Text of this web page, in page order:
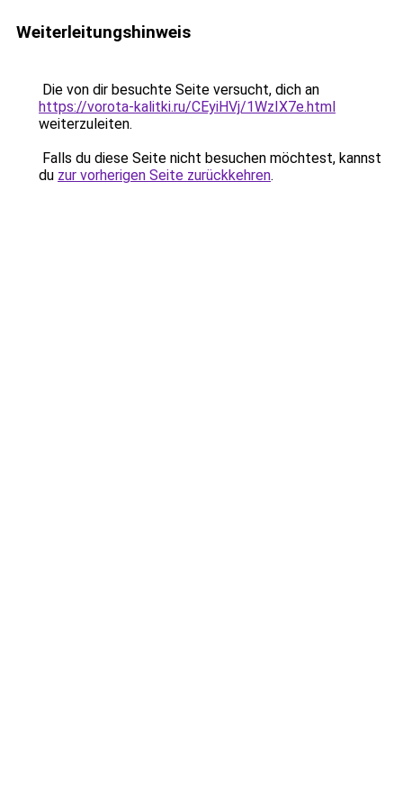
Weiterleitungshinweis
Die von dir besuchte Seite versucht, dich an
https://vorota-kalitki.ru/CEyiHVj/1WzIX7e.html
weiterzuleiten.
Falls du diese Seite nicht besuchen möchtest, kannst
du zur vorherigen Seite zurückkehren.